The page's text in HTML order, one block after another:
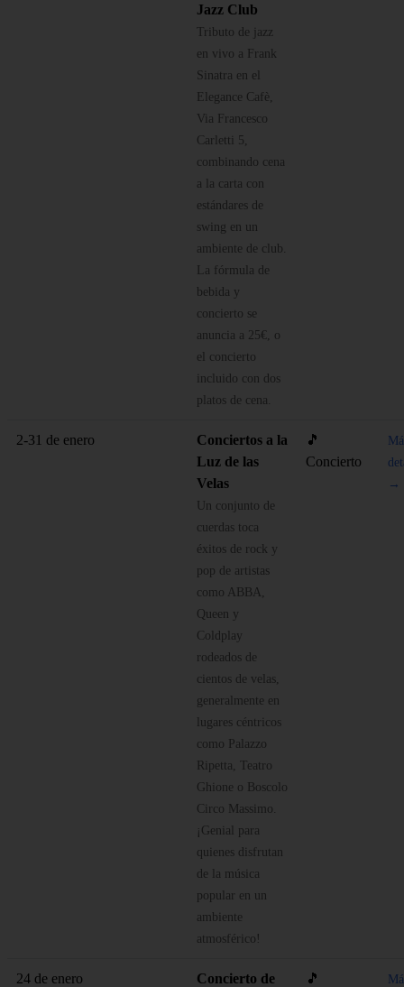
Jazz Club
Tributo de jazz
en vivo a Frank
Sinatra en el
Elegance Cafè,
Via Francesco
Carletti 5,
combinando cena
a la carta con
estándares de
swing en un
ambiente de club.
La fórmula de
bebida y
concierto se
anuncia a 25€, o
el concierto
incluido con dos
platos de cena.
2-31 de enero
Conciertos a la
Luz de las
Velas
Un conjunto de
cuerdas toca
éxitos de rock y
pop de artistas
como ABBA,
Queen y
Coldplay
rodeados de
cientos de velas,
generalmente en
lugares céntricos
como Palazzo
Ripetta, Teatro
Ghione o Boscolo
Circo Massimo.
¡Genial para
quienes disfrutan
de la música
popular en un
ambiente
atmosférico!
🎵
Concierto
→
24 de enero
Concierto de
🎵